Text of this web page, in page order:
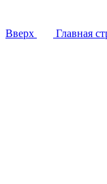
Вверх Главная